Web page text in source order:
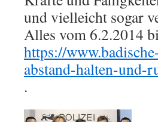
und vielleicht sogar
Alles vom 6.2.2014
https://
abstand-halten-und-
.